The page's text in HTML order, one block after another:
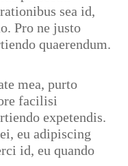
sea id,
Pro ne justo
quaerendum.
mea, purto
facilisi
expetendis.
eu adipiscing
id, eu quando